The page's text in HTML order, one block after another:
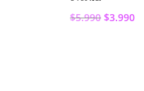
$5.990 El
$3.990El